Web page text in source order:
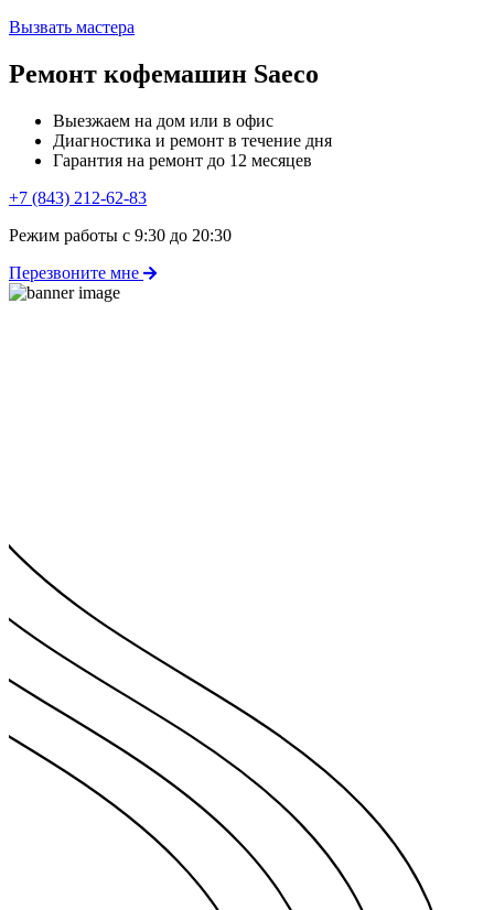
Вызвать мастера
Ремонт кофемашин Saeco
Выезжаем на дом или в офис
Диагностика и ремонт в течение дня
Гарантия на ремонт до 12 месяцев
+7 (843) 212-62-83
Режим работы с 9:30 до 20:30
Перезвоните мне